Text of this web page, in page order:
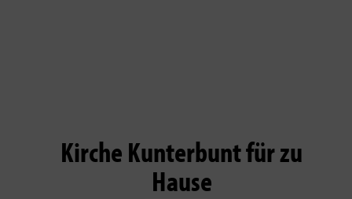
Kirche Kunterbunt für zu
Hause